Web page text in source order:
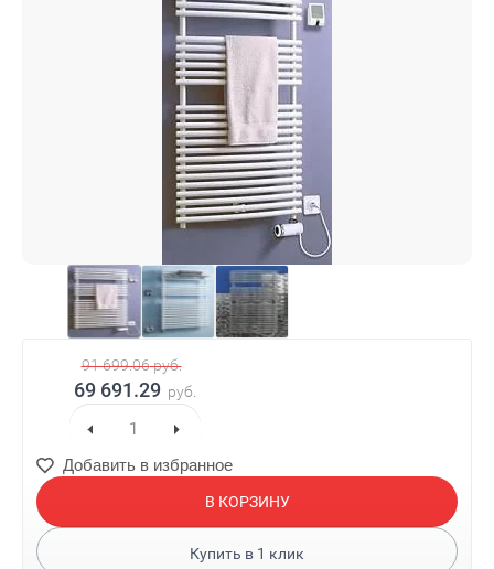
Добавить в избранное
91 699.06руб.
69 691.29 руб.
В КОРЗИНУ
Купить в 1 клик